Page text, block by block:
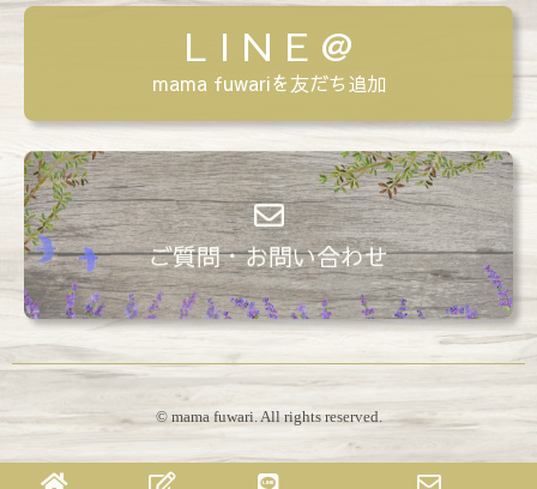
L I N E @
mama fuwariを友だち追加
ご質問・お問い合わせ
© mama fuwari. All rights reserved.